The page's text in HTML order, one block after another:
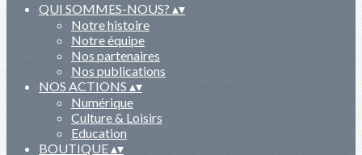
QUI SOMMES-NOUS? ▴▾
Notre histoire
Notre équipe
Nos partenaires
Nos publications
NOS ACTIONS ▴▾
Numérique
Culture & Loisirs
Education
BOUTIQUE▴▾